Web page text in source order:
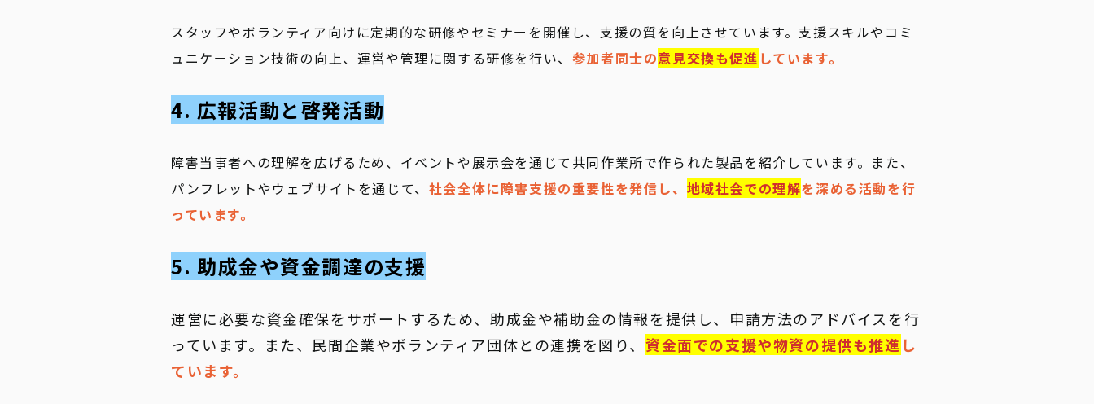
スタッフやボランティア向けに定期的な研修やセミナーを開催し、支援の質を向上させています。支援スキルやコミ
ュニケーション技術の向上、運営や管理に関する研修を行い、 参加者同士の意見交換も促進 しています。
4. 広報活動と啓発活動
障害当事者への理解を広げるため、イベントや展示会を通じて共同作業所で作られた製品を紹介しています。また、
パンフレットやウェブサイトを通じて、 社会全体に障害支援の重要性を発信し、 地域社会での理解を深める活動を行
っています。
5. 助成金や資金調達の支援
運営に必要な資金確保をサポートするため、助成金や補助金の情報を提供し、申請方法のアドバイスを行
っています。また、民間企業やボランティア団体との連携を図り、 資金面での支援や物資の提供も推進 し
ています。